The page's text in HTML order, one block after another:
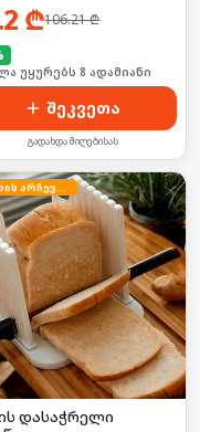
₾106.21₾
24სთ-ში იყიდა 9-მა
შეკვეთა
გადახდა მიღებისას
ხალხის არჩევანი
დასაჭრელი